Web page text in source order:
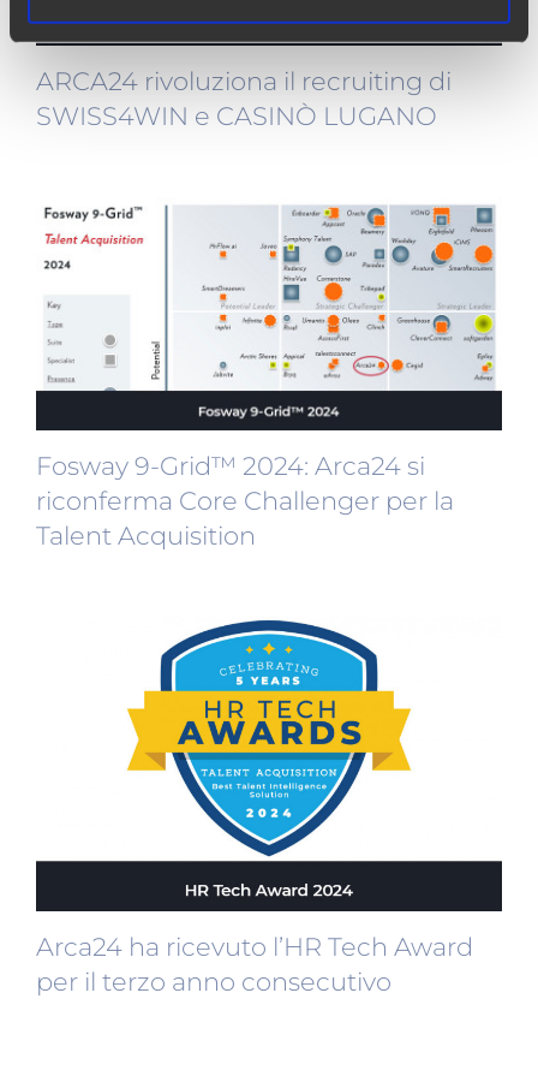
ARCA24 rivoluziona il recruiting di
SWISS4WIN e CASINÒ LUGANO
Fosway 9-Grid™ 2024: Arca24 si
riconferma Core Challenger per la
Talent Acquisition
Arca24 ha ricevuto l’HR Tech Award
per il terzo anno consecutivo